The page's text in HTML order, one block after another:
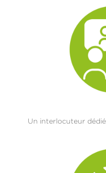
Un interlocuteur